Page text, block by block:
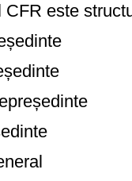
este